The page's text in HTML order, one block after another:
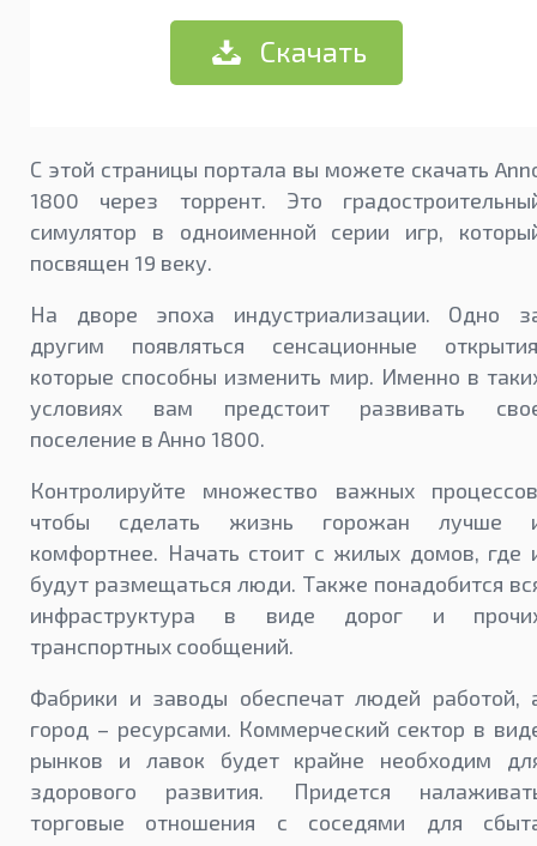
Скачать
С этой страницы портала вы можете скачать
1800 через торрент. Это
симулятор в одноименной серии игр,
посвящен 19 веку.
На дворе эпоха индустриализации. Одно
другим появляться сенсационные
которые способны изменить мир. Именно в
условиях вам предстоит развивать
поселение в Анно 1800.
Контролируйте множество важных
чтобы сделать жизнь горожан лучше
комфортнее. Начать стоит с жилых домов, где
будут размещаться люди. Также понадобится
инфраструктура в виде дорог и
транспортных сообщений.
Фабрики и заводы обеспечат людей работой,
город – ресурсами. Коммерческий сектор в
рынков и лавок будет крайне необходим
здорового развития. Придется
торговые отношения с соседями для